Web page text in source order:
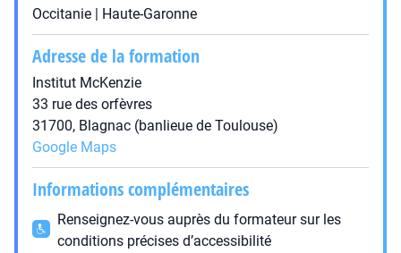
Occitanie | Haute-Garonne
Adresse de la formation
Institut McKenzie
33 rue des orfèvres
31700, Blagnac (banlieue de Toulouse)
Google Maps
Informations complémentaires
Renseignez-vous auprès du formateur sur les
conditions précises d’accessibilité